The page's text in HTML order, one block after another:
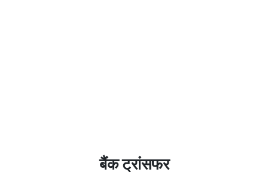
बैंक ट्रांसफर